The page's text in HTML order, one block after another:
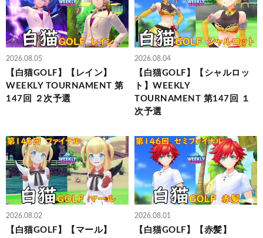
2026.08.05
【白猫GOLF】【レイン】
WEEKLY TOURNAMENT 第
147回 ２次予選
2026.08.04
【白猫GOLF】【シャルロッ
ト】WEEKLY
TOURNAMENT 第147回 １
次予選
2026.08.02
【白猫GOLF】【マール】
2026.08.01
【白猫GOLF】【赤髪】